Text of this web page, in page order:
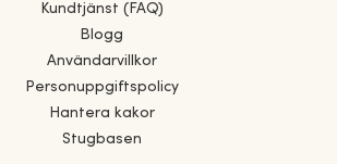
Kundtjänst (FAQ)
Blogg
Användarvillkor
Personuppgiftspolicy
Hantera kakor
Stugbasen